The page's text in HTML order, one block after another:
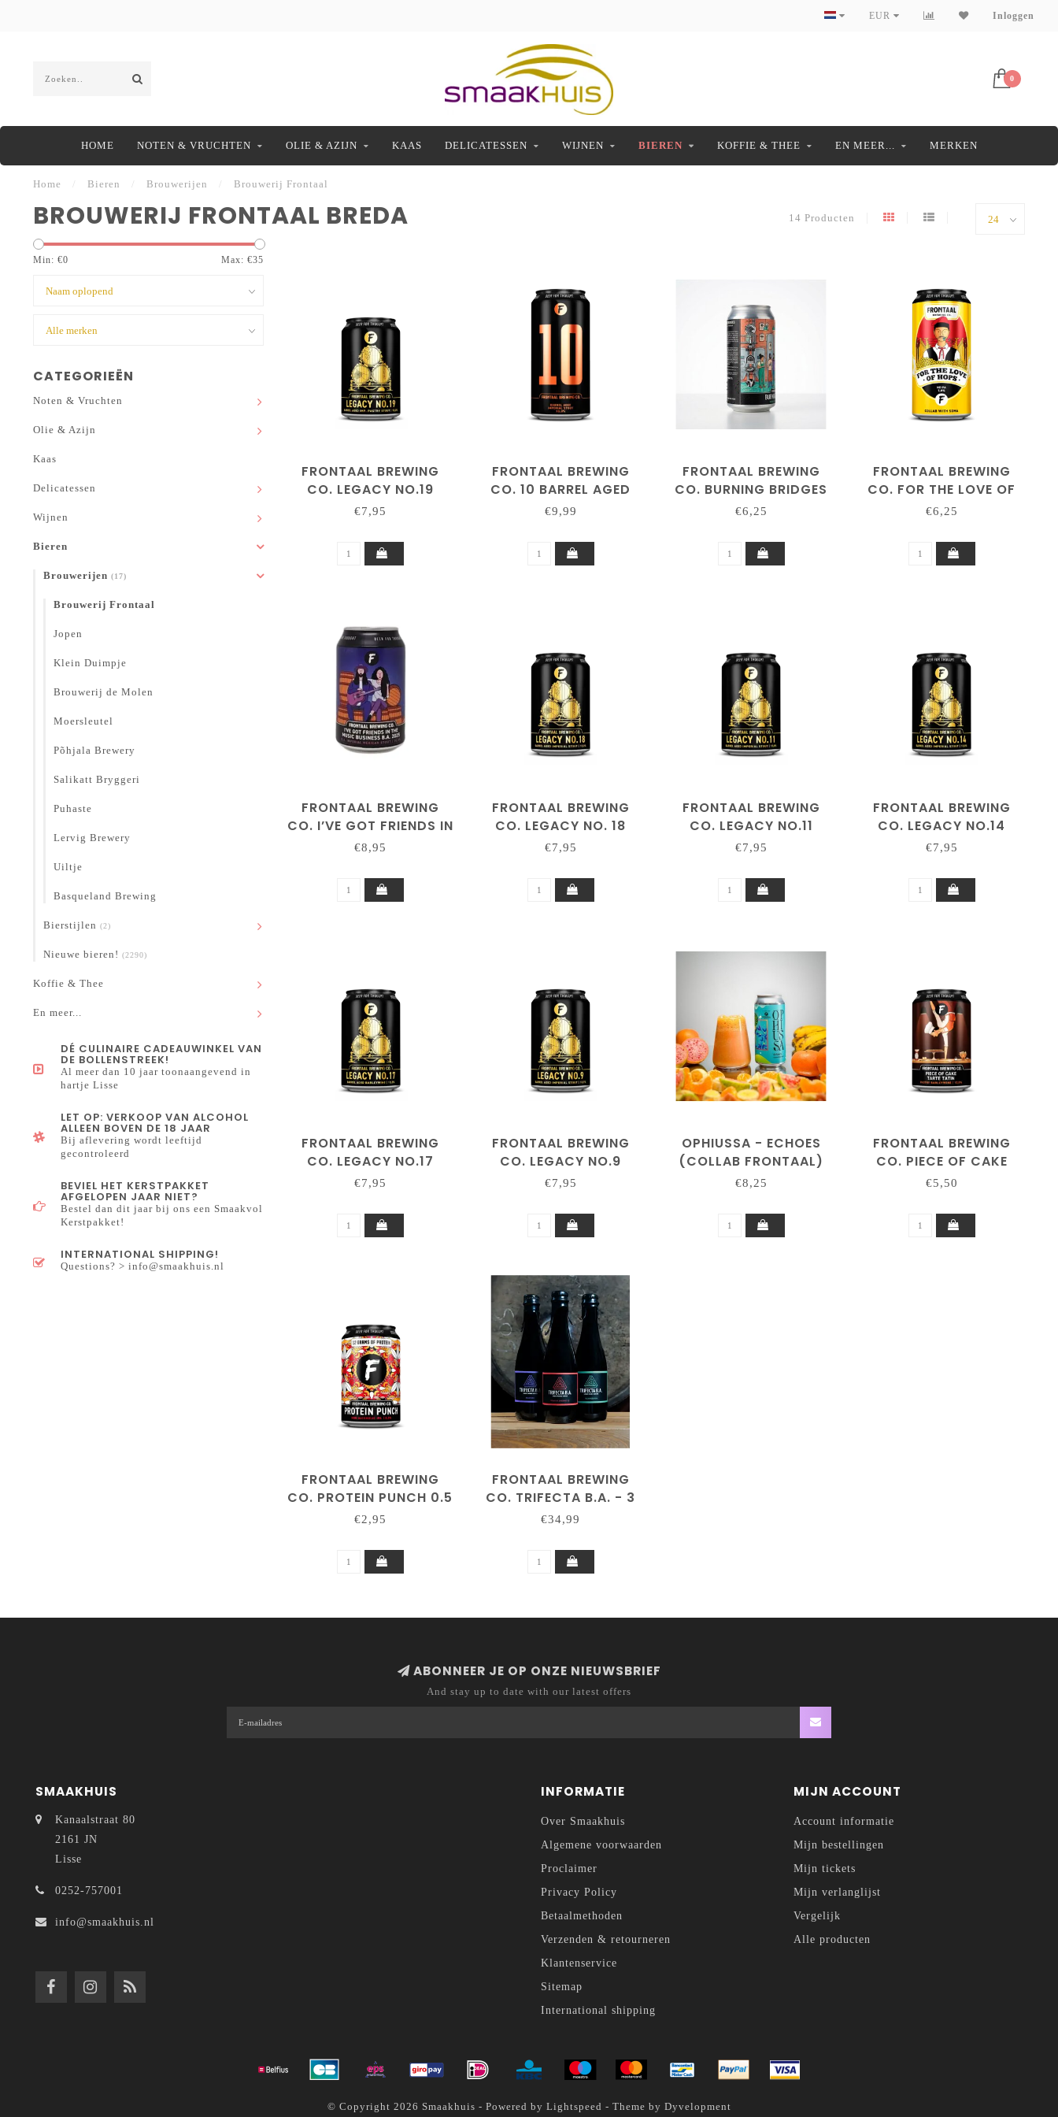
EUR Inloggen
0
HOME NOTEN & VRUCHTEN OLIE & AZIJN KAAS DELICATESSEN WIJNEN BIEREN KOFFIE & THEE EN MEER... MERKEN
Home Bieren Brouwerijen Brouwerij Frontaal
BROUWERIJ FRONTAAL BREDA 14 Producten
Min: €0 Max: €35
CATEGORIEËN
Noten & Vruchten
Olie & Azijn
Kaas
Delicatessen
Wijnen
Bieren
Brouwerijen (17)
Brouwerij Frontaal
Jopen
Klein Duimpje
Brouwerij de Molen
Moersleutel
Põhjala Brewery
Salikatt Bryggeri
Puhaste
Lervig Brewery
Uiltje
Basqueland Brewing
Bierstijlen (2)
Nieuwe bieren! (2290)
Koffie & Thee
En meer...
DÉ CULINAIRE CADEAUWINKEL VAN
DE BOLLENSTREEK!
Al meer dan 10 jaar toonaangevend in
hartje Lisse
LET OP: VERKOOP VAN ALCOHOL
ALLEEN BOVEN DE 18 JAAR
Bij aflevering wordt leeftijd
gecontroleerd
BEVIEL HET KERSTPAKKET
AFGELOPEN JAAR NIET?
Bestel dan dit jaar bij ons een Smaakvol
Kerstpakket!
INTERNATIONAL SHIPPING!
Questions? > info@smaakhuis.nl
FRONTAAL BREWING
CO. LEGACY NO.19
€7,95
FRONTAAL BREWING
CO. 10 BARREL AGED
IMPERIAL STOUT
€9,99
FRONTAAL BREWING
CO. BURNING BRIDGES
€6,25
FRONTAAL BREWING
CO. FOR THE LOVE OF
HOPS 'SOMA'
€6,25
FRONTAAL BREWING
CO. I’VE GOT FRIENDS IN
THE MUSIC BUSINESS
€8,95
FRONTAAL BREWING
CO. LEGACY NO. 18
€7,95
FRONTAAL BREWING
CO. LEGACY NO.11
€7,95
FRONTAAL BREWING
CO. LEGACY NO.14
€7,95
FRONTAAL BREWING
CO. LEGACY NO.17
€7,95
FRONTAAL BREWING
CO. LEGACY NO.9
€7,95
OPHIUSSA - ECHOES
(COLLAB FRONTAAL)
€8,25
FRONTAAL BREWING
CO. PIECE OF CAKE
'TARTE TATIN'
€5,50
FRONTAAL BREWING
CO. PROTEIN PUNCH 0.5
| ALCOHOL ARME NEIPA
€2,95
FRONTAAL BREWING
CO. TRIFECTA B.A. - 3
FLESSEN
€34,99
ABONNEER JE OP ONZE NIEUWSBRIEF
And stay up to date with our latest offers
SMAAKHUIS
Kanaalstraat 80
2161 JN
Lisse
0252-757001
info@smaakhuis.nl
INFORMATIE
Over Smaakhuis
Algemene voorwaarden
Proclaimer
Privacy Policy
Betaalmethoden
Verzenden & retourneren
Klantenservice
Sitemap
International shipping
MIJN ACCOUNT
Account informatie
Mijn bestellingen
Mijn tickets
Mijn verlanglijst
Vergelijk
Alle producten
© Copyright 2026 Smaakhuis - Powered by Lightspeed - Theme by Dyvelopment